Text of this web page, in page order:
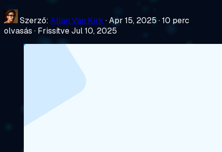
Szerző: Allan Van Kirk ·Apr 15, 2025·10 perc
olvasás · Frissítve Jul 10, 2025